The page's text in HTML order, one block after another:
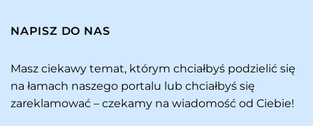
NAPISZ DO NAS
Masz ciekawy temat, którym chciałbyś podzielić się
na łamach naszego portalu lub chciałbyś się
zareklamować – czekamy na wiadomość od Ciebie!